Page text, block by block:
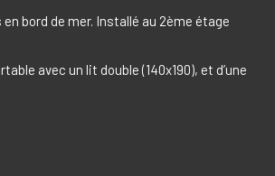
bord de mer. Installé au 2ème étage
avec un lit double (140x190), et d’une